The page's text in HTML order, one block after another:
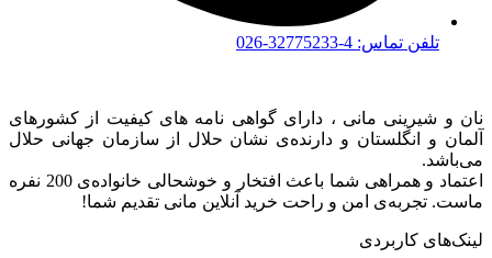
تلفن تماس: 4-32775233-026
نان و شیرینی مانی ، دارای گواهی نامه های کیفیت از کشورهای
آلمان و انگلستان و دارنده‌ی نشان حلال از سازمان جهانی حلال
می‌باشد.
اعتماد و همراهی شما باعث افتخار و خوشحالی خانواده‌ی 200 نفره
ماست. تجربه‌ی امن و راحت خرید آنلاین مانی تقدیم شما!
لینک‌های کاربردی